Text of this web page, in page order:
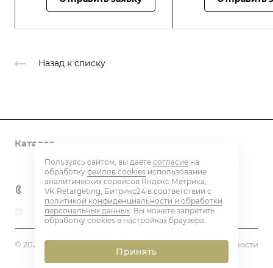
Назад к списку
Каталог
Контакты
+7 800 600 59 18
beton@eq-mail.ru
© 2026 BETON PLANT Политика конфиденциальности
Пользуясь сайтом, вы даете согласие на
обработку файлов cookies использование
аналитических сервисов Яндекс Метрика,
VK.Retargeting, Битрикс24 в соответствии с
политикой конфиденциальности и обработки
персональных данных. Вы можете запретить
обработку cookies в настройках браузера.
Принять